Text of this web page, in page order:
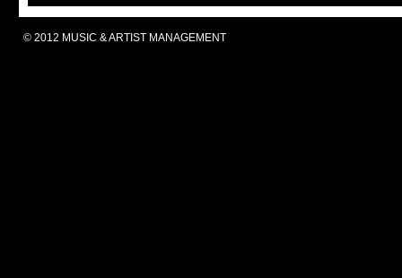
© 2012 MUSIC & ARTIST MANAGEMENT